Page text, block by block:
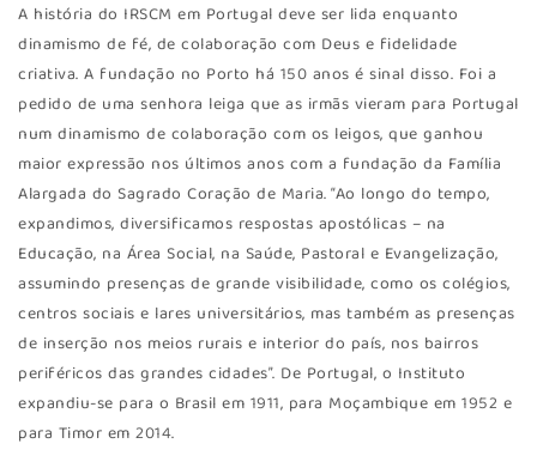
A história do IRSCM em Portugal deve ser lida enquanto
dinamismo de fé, de colaboração com Deus e fidelidade
criativa. A fundação no Porto há 150 anos é sinal disso. Foi a
pedido de uma senhora leiga que as irmãs vieram para Portugal
num dinamismo de colaboração com os leigos, que ganhou
maior expressão nos últimos anos com a fundação da Família
Alargada do Sagrado Coração de Maria. “Ao longo do tempo,
expandimos, diversificamos respostas apostólicas – na
Educação, na Área Social, na Saúde, Pastoral e Evangelização,
assumindo presenças de grande visibilidade, como os colégios,
centros sociais e lares universitários, mas também as presenças
de inserção nos meios rurais e interior do país, nos bairros
periféricos das grandes cidades”. De Portugal, o Instituto
expandiu-se para o Brasil em 1911, para Moçambique em 1952 e
para Timor em 2014.